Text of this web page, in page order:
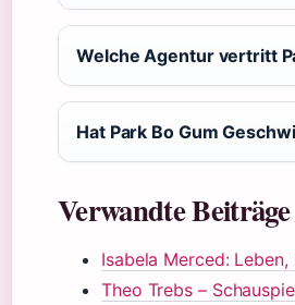
Welche Agentur vertritt
Hat Park Bo Gum
Verwandte Beiträge
Isabela Merced:
Theo Trebs –